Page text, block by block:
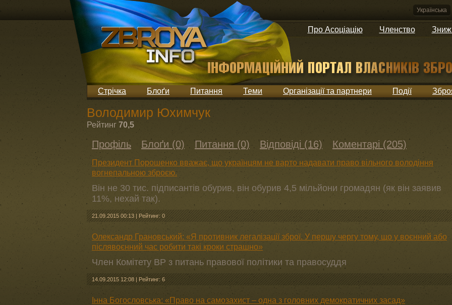
Українська
Про Асоціацію Членство
Стрічка Блоґи Питання Теми Організації та партнери Події
Володимир Юхимчук
Рейтинг 70,5
Профіль Блоґи (0) Питання (0) Відповіді (16) Коментарі (205)
Президент Порошенко вважає, що українцям не варто надавати право вільного володіння
вогнепальною зброєю.
Він не 30 тис. підписантів обурив, він обурив 4,5 мільйони громадян (як він заявив
11%, нехай так).
21.09.2015 00:13 | Рейтинг: 0
Олександр Грановський: «Я противник легалізації зброї. У першу чергу тому, що у воєнний або
післявоєнний час робити такі кроки страшно»
Член Комітету ВР з питань правової політики та правосуддя
14.09.2015 12:08 | Рейтинг: 6
Інна Богословська: «Право на самозахист – одна з головних демократичних засад»